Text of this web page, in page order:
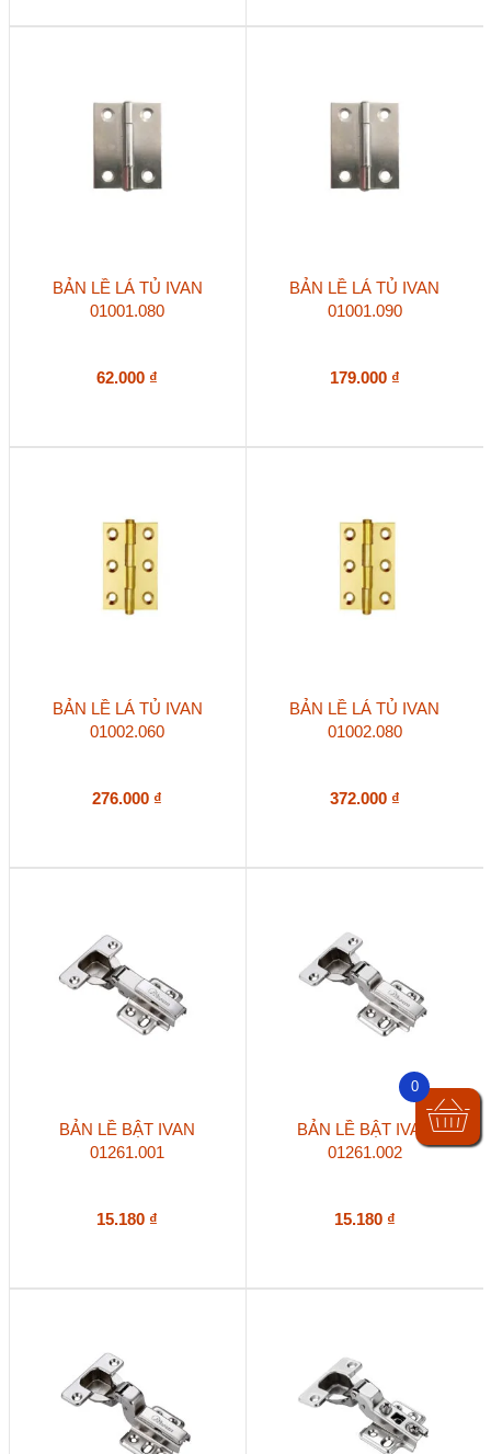
BẢN LỀ LÁ TỦ IVAN
01001.080
62.000 ₫
BẢN LỀ LÁ TỦ IVAN
01001.090
179.000 ₫
BẢN LỀ LÁ TỦ IVAN
01002.060
276.000 ₫
BẢN LỀ LÁ TỦ IVAN
01002.080
372.000 ₫
BẢN LỀ BẬT IVAN
01261.001
15.180 ₫
BẢN LỀ BẬT IVAN
01261.002
15.180 ₫
0